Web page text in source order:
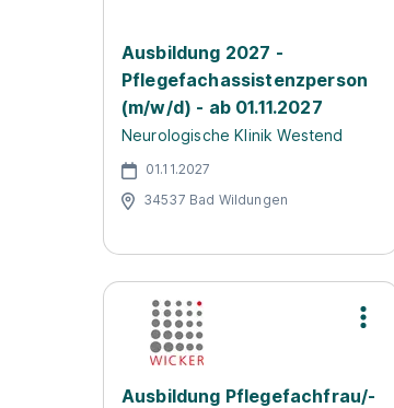
Ausbildung 2027 -
Pflegefachassistenzperson
(m/w/d) - ab 01.11.2027
Neurologische Klinik Westend
01.11.2027
34537 Bad Wildungen
Ausbildung Pflegefachfrau/-